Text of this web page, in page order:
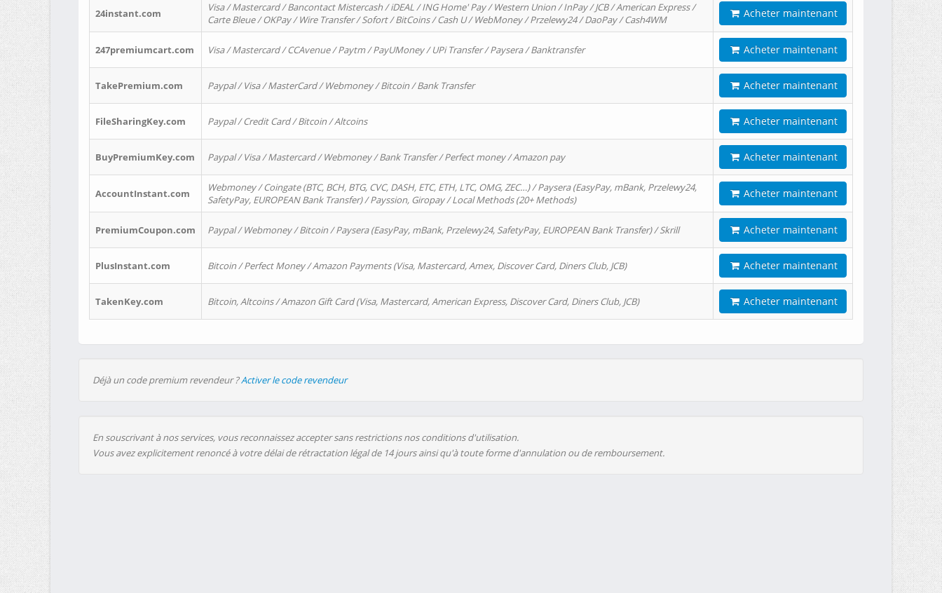
24instant.com
Visa / Mastercard / Bancontact Mistercash / iDEAL / ING Home' Pay / Western Union / InPay / JCB / American Express /
Carte Bleue / OKPay / Wire Transfer / Sofort / BitCoins / Cash U / WebMoney / Przelewy24 / DaoPay / Cash4WM
Acheter maintenant
247premiumcart.com Visa / Mastercard / CCAvenue / Paytm / PayUMoney / UPi Transfer / Paysera / Banktransfer Acheter maintenant
TakePremium.com Paypal / Visa / MasterCard / Webmoney / Bitcoin / Bank Transfer Acheter maintenant
FileSharingKey.com Paypal / Credit Card / Bitcoin / Altcoins Acheter maintenant
BuyPremiumKey.com Paypal / Visa / Mastercard / Webmoney / Bank Transfer / Perfect money / Amazon pay Acheter maintenant
AccountInstant.com
Webmoney / Coingate (BTC, BCH, BTG, CVC, DASH, ETC, ETH, LTC, OMG, ZEC…) / Paysera (EasyPay, mBank, Przelewy24,
SafetyPay, EUROPEAN Bank Transfer) / Payssion, Giropay / Local Methods (20+ Methods)
Acheter maintenant
PremiumCoupon.com Paypal / Webmoney / Bitcoin / Paysera (EasyPay, mBank, Przelewy24, SafetyPay, EUROPEAN Bank Transfer) / Skrill Acheter maintenant
PlusInstant.com Bitcoin / Perfect Money / Amazon Payments (Visa, Mastercard, Amex, Discover Card, Diners Club, JCB) Acheter maintenant
TakenKey.com Bitcoin, Altcoins / Amazon Gift Card (Visa, Mastercard, American Express, Discover Card, Diners Club, JCB) Acheter maintenant
Déjà un code premium revendeur ?Activer le code revendeur
En souscrivant à nos services, vous reconnaissez accepter sans restrictions nos conditions d'utilisation.
Vous avez explicitement renoncé à votre délai de rétractation légal de 14 jours ainsi qu'à toute forme d'annulation ou de remboursement.